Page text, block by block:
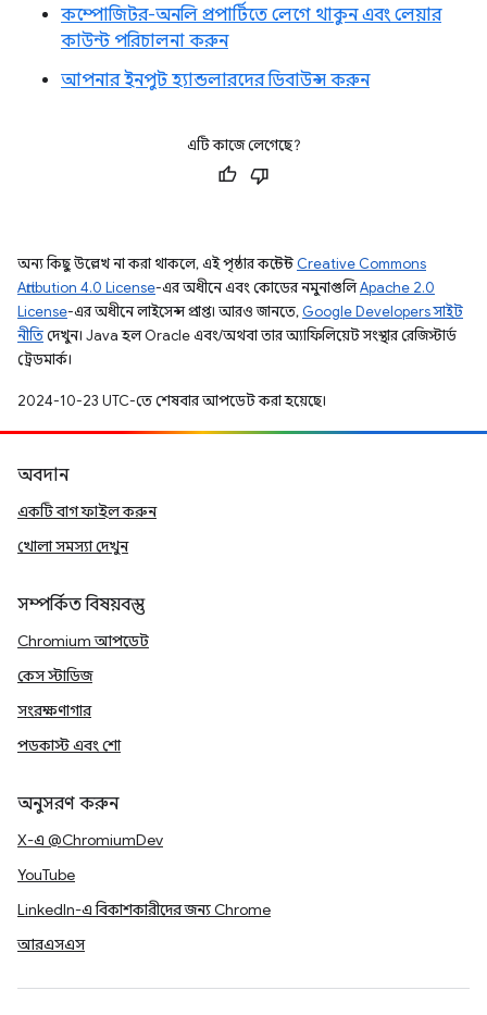
কম্পোজিটর-অনলি প্রপার্টিতে লেগে থাকুন এবং লেয়ার
কাউন্ট পরিচালনা করুন
আপনার ইনপুট হ্যান্ডলারদের ডিবাউন্স করুন
এটি কাজে লেগেছে?
অন্য কিছু উল্লেখ না করা থাকলে, এই পৃষ্ঠার কন্টেন্ট Creative Commons
Attribution 4.0 License-এর অধীনে এবং কোডের নমুনাগুলিApache 2.0
License-এর অধীনে লাইসেন্স প্রাপ্ত। আরও জানতে, Google Developers সাইট
নীতিদেখুন। Java হল Oracle এবং/অথবা তার অ্যাফিলিয়েট সংস্থার রেজিস্টার্ড
ট্রেডমার্ক।
2024-10-23 UTC-তে শেষবার আপডেট করা হয়েছে।
অবদান
একটি বাগ ফাইল করুন
খোলা সমস্যা দেখুন
সম্পর্কিত বিষয়বস্তু
Chromium আপডেট
কেস স্টাডিজ
সংরক্ষণাগার
পডকাস্ট এবং শো
অনুসরণ করুন
X-এ @ChromiumDev
YouTube
LinkedIn-এ বিকাশকারীদের জন্য Chrome
আরএসএস